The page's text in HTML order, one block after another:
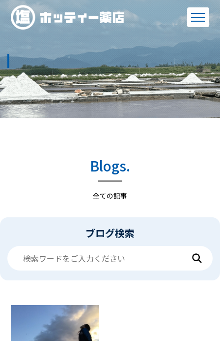
Blogs.
全ての記事
ブログ検索